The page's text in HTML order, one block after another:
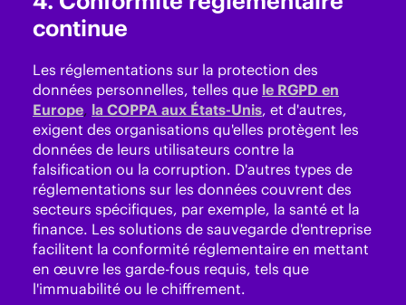
continue
Les réglementations sur la protection des
données personnelles, telles que le RGPD en
Europe, la COPPA aux États-Unis, et d'autres,
exigent des organisations qu'elles protègent les
données de leurs utilisateurs contre la
falsification ou la corruption. D'autres types de
réglementations sur les données couvrent des
secteurs spécifiques, par exemple, la santé et la
finance. Les solutions de sauvegarde d'entreprise
facilitent la conformité réglementaire en mettant
en œuvre les garde-fous requis, tels que
l'immuabilité ou le chiffrement.